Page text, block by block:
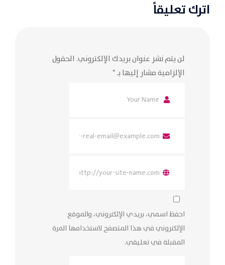
اترك تعليقاً
لن يتم نشر عنوان بريدك الإلكتروني. الحقول
الإلزامية مشار إليها بـ*
احفظ اسمي، بريدي الإلكتروني، والموقع
الإلكتروني في هذا المتصفح لاستخدامها المرة
المقبلة في تعليقي.